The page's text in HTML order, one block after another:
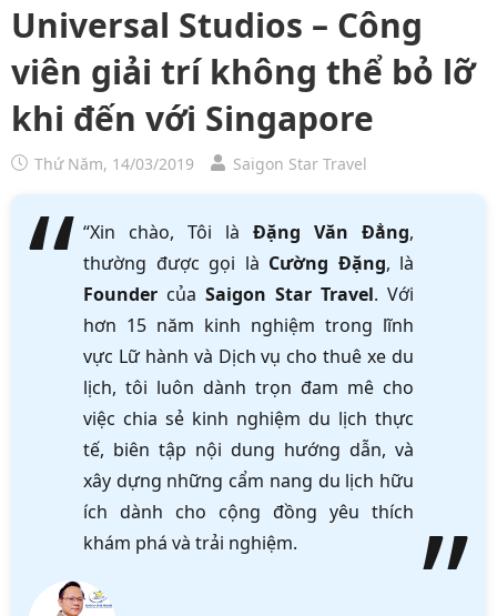
Universal Studios – Công
viên giải trí không thể bỏ lỡ
khi đến với Singapore
Thứ Năm, 14/03/2019 Saigon Star Travel
“Xin chào, Tôi là Đặng Văn Đẳng,
thường được gọi là Cường Đặng, là
Founder của Saigon Star Travel. Với
hơn 15 năm kinh nghiệm trong lĩnh
vực Lữ hành và Dịch vụ cho thuê xe du
lịch, tôi luôn dành trọn đam mê cho
việc chia sẻ kinh nghiệm du lịch thực
tế, biên tập nội dung hướng dẫn, và
xây dựng những cẩm nang du lịch hữu
ích dành cho cộng đồng yêu thích
khám phá và trải nghiệm.